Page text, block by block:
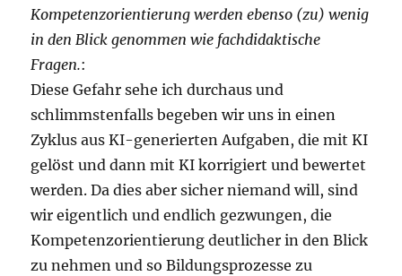
Kompetenzorientierung werden ebenso (zu) wenig
in den Blick genommen wie fachdidaktische
Fragen.:
Diese Gefahr sehe ich durchaus und
schlimmstenfalls begeben wir uns in einen
Zyklus aus KI-generierten Aufgaben, die mit KI
gelöst und dann mit KI korrigiert und bewertet
werden. Da dies aber sicher niemand will, sind
wir eigentlich und endlich gezwungen, die
Kompetenzorientierung deutlicher in den Blick
zu nehmen und so Bildungsprozesse zu